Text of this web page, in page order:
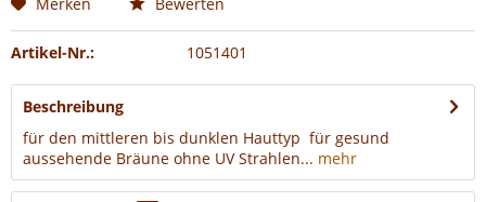
Artikel-Nr.: 1051401
Beschreibung
für den mittleren bis dunklen Hauttyp für gesund
aussehende Bräune ohne UV Strahlen... mehr